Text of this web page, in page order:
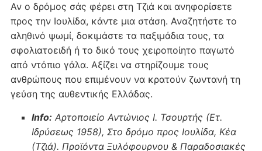
Αν ο δρόμος σάς φέρει στη Τζιά και ανηφορίσετε
προς την Ιουλίδα, κάντε μια στάση. Αναζητήστε το
αληθινό ψωμί, δοκιμάστε τα παξιμάδια τους, τα
σφολιατοειδή ή το δικό τους χειροποίητο παγωτό
από ντόπιο γάλα. Αξίζει να στηρίζουμε τους
ανθρώπους που επιμένουν να κρατούν ζωντανή τη
γεύση της αυθεντικής Ελλάδας.
Info: Αρτοποιείο Αντώνιος Ι. Τσουρτής (Ετ.
Ιδρύσεως 1958), Στο δρόμο προς Ιουλίδα, Κέα
(Τζιά). Προϊόντα Ξυλόφουρνου & Παραδοσιακές